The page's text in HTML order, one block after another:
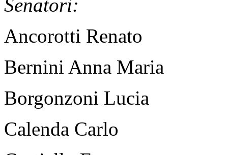
Senatori:
Ancorotti Renato
Bernini Anna Maria
Borgonzoni Lucia
Calenda Carlo